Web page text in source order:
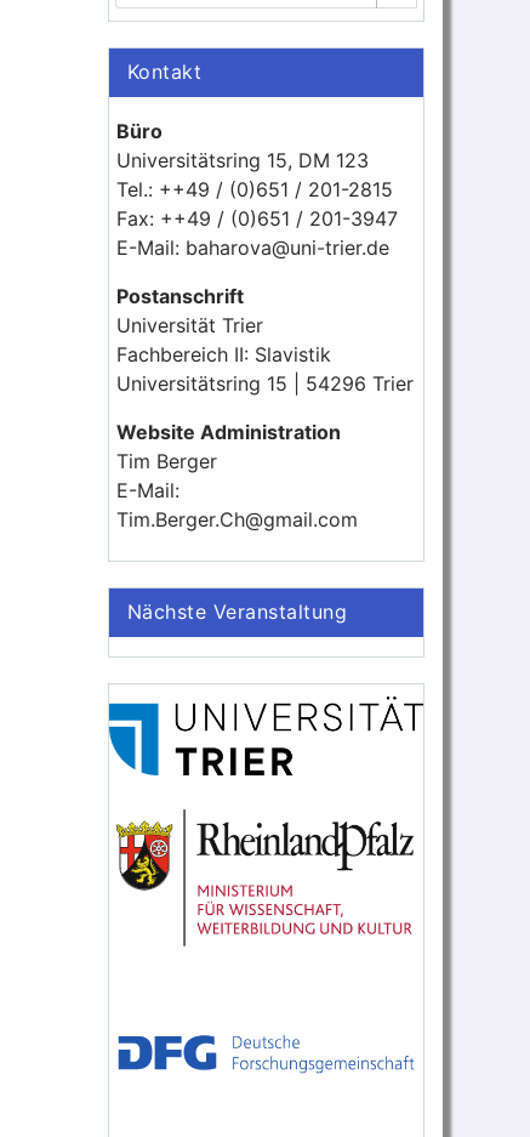
Kontakt
Büro
Universitätsring 15, DM 123
Tel.: ++49 / (0)651 / 201-2815
Fax: ++49 / (0)651 / 201-3947
E-Mail: baharova@uni-trier.de
Postanschrift
Universität Trier
Fachbereich II: Slavistik
Universitätsring 15 | 54296 Trier
Website Administration
Tim Berger
E-Mail:
Tim.Berger.Ch@gmail.com
Nächste Veranstaltung